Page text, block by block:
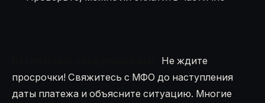
Не ждите
просрочки! Свяжитесь с МФО до наступления
даты платежа и объясните ситуацию. Многие